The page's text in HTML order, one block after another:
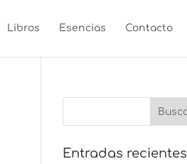
Libros Esencias Contacto
Entradas recientes